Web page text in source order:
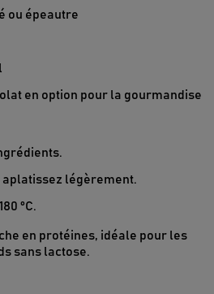
ou épeautre
en option pour la gourmandise
aplatissez légèrement.
°C.
en protéines, idéale pour les
sans lactose.